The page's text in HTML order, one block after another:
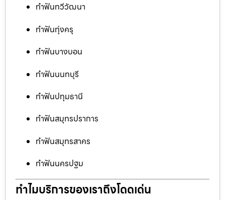
ทำฟันทวีวัฒนา
ทำฟันทุ่งครุ
ทำฟันบางบอน
ทำฟันนนทบุรี
ทำฟันปทุมธานี
ทำฟันสมุทรปราการ
ทำฟันสมุทรสาคร
ทำฟันนครปฐม
ทำไมบริการของเราถึงโดดเด่น